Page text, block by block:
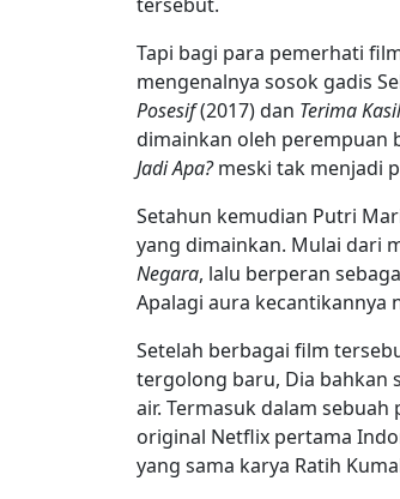
tersebut.
Tapi bagi para pemerhati
mengenalnya sosok gadis
Posesif(2017) dan Terima
dimainkan oleh perempuan
Jadi Apa?meski tak menjadi
Setahun kemudian Putri
yang dimainkan. Mulai dari
Negara, lalu berperan
Apalagi aura kecantikannya
Setelah berbagai film
tergolong baru, Dia bahkan
air. Termasuk dalam
original Netflix pertama
yang sama karya Ratih